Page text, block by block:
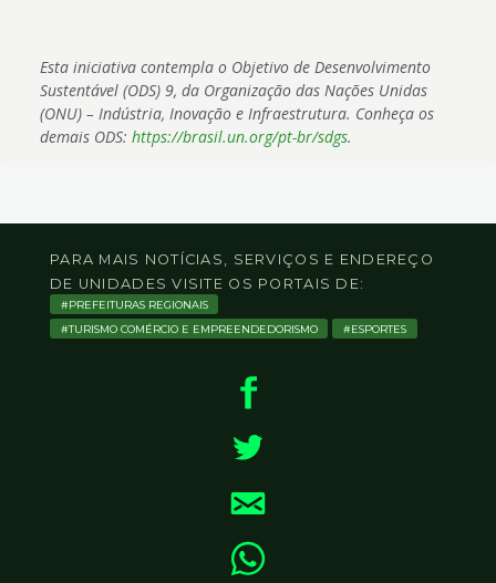
Esta iniciativa contempla o Objetivo de Desenvolvimento
Sustentável (ODS) 9, da Organização das Nações Unidas
(ONU) – Indústria, Inovação e Infraestrutura. Conheça os
demais ODS: https://brasil.un.org/pt-br/sdgs.
PARA MAIS NOTÍCIAS, SERVIÇOS E ENDEREÇO
DE UNIDADES VISITE OS PORTAIS DE:
PREFEITURAS REGIONAIS
TURISMO COMÉRCIO E EMPREENDEDORISMO
ESPORTES